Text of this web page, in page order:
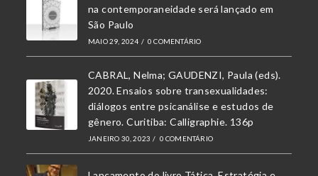
na contemporaneidade será lançado em
São Paulo
MAIO 29, 2024 / 0 COMENTÁRIO
CABRAL, Nelma; GAUDENZI, Paula (eds).
2020. Ensaios sobre transexualidades:
diálogos entre psicanálise e estudos de
gênero. Curitiba: Calligraphie. 136p
JANEIRO 30, 2023 / 0 COMENTÁRIO